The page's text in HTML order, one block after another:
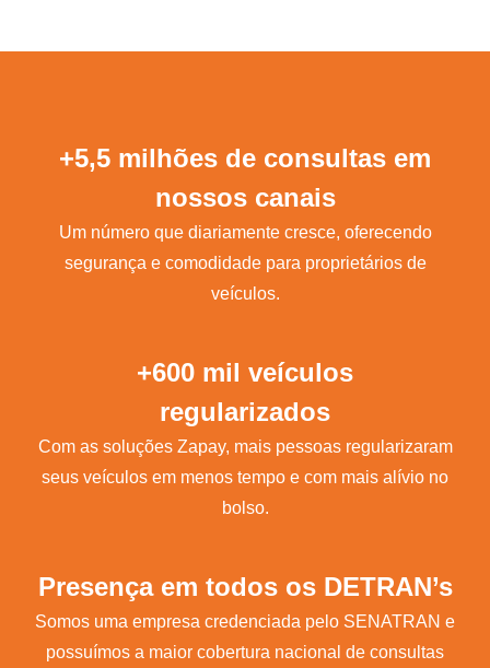
+5,5 milhões de consultas em
nossos canais
Um número que diariamente cresce, oferecendo
segurança e comodidade para proprietários de
veículos.
+600 mil veículos
regularizados
Com as soluções Zapay, mais pessoas regularizaram
seus veículos em menos tempo e com mais alívio no
bolso.
Presença em todos os DETRAN’s
Somos uma empresa credenciada pelo SENATRAN e
possuímos a maior cobertura nacional de consultas